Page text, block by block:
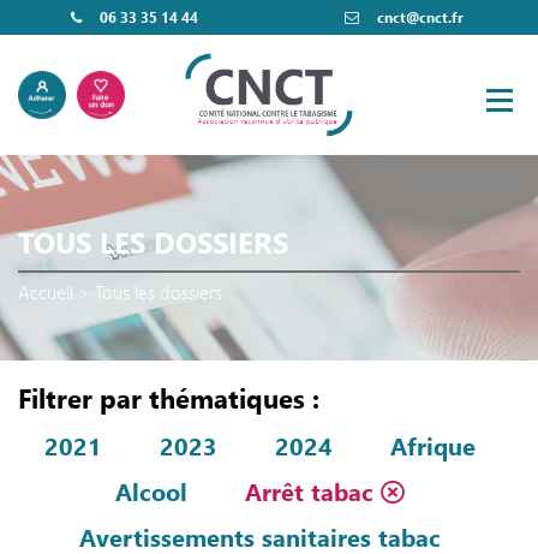
06 33 35 14 44 cnct@cnct.fr
TOUS LES DOSSIERS
Accueil > Tous les dossiers
Filtrer par thématiques :
2021 2023 2024
Afrique
Alcool
Arrêt tabac
Avertissements sanitaires tabac